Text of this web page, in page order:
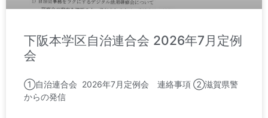
下阪本学区自治連合会 2026年7月定例
会
①自治連合会 2026年7月定例会 連絡事項 ②滋賀県警
からの発信